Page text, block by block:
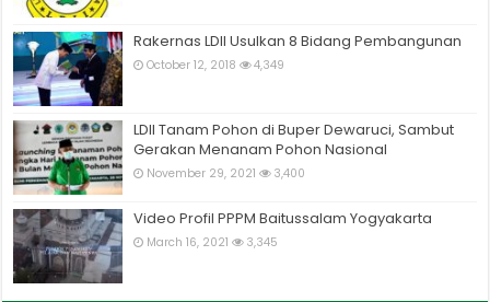
Rakernas LDII Usulkan 8 Bidang Pembangunan
October 12, 2018 4,349
LDII Tanam Pohon di Buper Dewaruci, Sambut
Gerakan Menanam Pohon Nasional
November 29, 2021 3,400
Video Profil PPPM Baitussalam Yogyakarta
March 16, 2021 3,345